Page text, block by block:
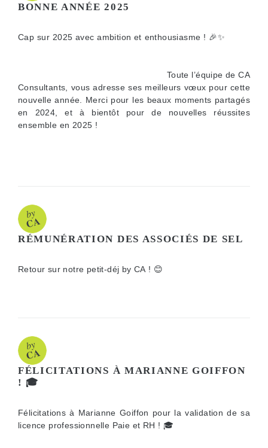
BONNE ANNÉE 2025
Cap sur 2025 avec ambition et enthousiasme ! 🎉✨
Toute l’équipe de CA
Consultants, vous adresse ses meilleurs vœux pour cette
nouvelle année. Merci pour les beaux moments partagés
en 2024, et à bientôt pour de nouvelles réussites
ensemble en 2025 !
RÉMUNÉRATION DES ASSOCIÉS DE SEL
Retour sur notre petit-déj by CA ! 😊
FÉLICITATIONS À MARIANNE GOIFFON
! 🎓
Félicitations à Marianne Goiffon pour la validation de sa
licence professionnelle Paie et RH ! 🎓